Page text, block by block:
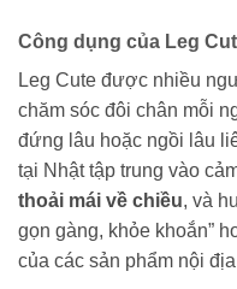
Công dụng của Leg
Leg Cute được nhiều
chăm sóc đôi chân mỗi
đứng lâu hoặc ngồi lâu
tại Nhật tập trung vào
thoải mái về chiều, và
gọn gàng, khỏe khoắn”
của các sản phẩm nội